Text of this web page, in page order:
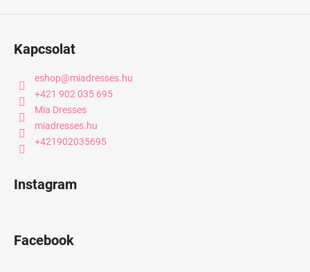
Kapcsolat
eshop@miadresses.hu
+421 902 035 695
Mia Dresses
miadresses.hu
+421902035695
Instagram
Facebook